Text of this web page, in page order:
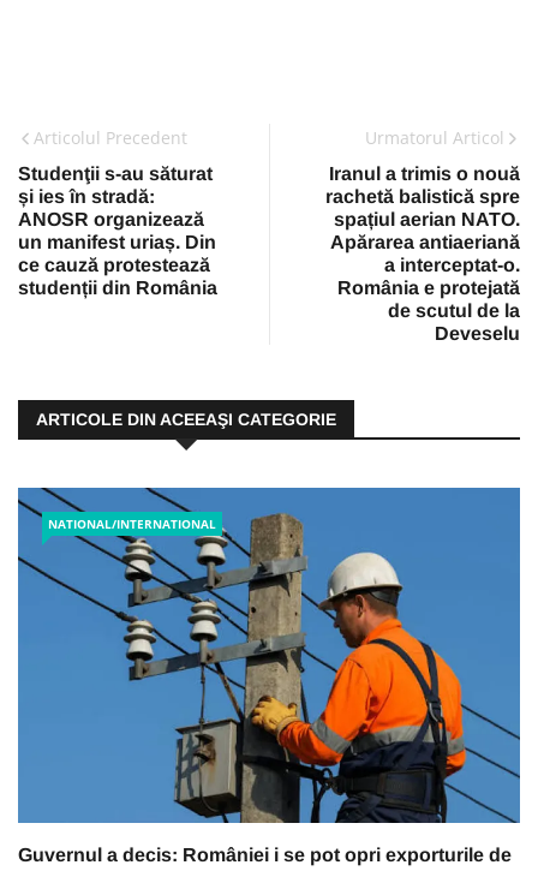
Articolul Precedent
Studenţii s-au săturat
și ies în stradă:
ANOSR organizează
un manifest uriaș. Din
ce cauză protestează
studenții din România
Urmatorul Articol
Iranul a trimis o nouă
rachetă balistică spre
spațiul aerian NATO.
Apărarea antiaeriană
a interceptat-o.
România e protejată
de scutul de la
Deveselu
ARTICOLE DIN ACEEAŞI CATEGORIE
NATIONAL/INTERNATIONAL
Guvernul a decis: României i se pot opri exporturile de